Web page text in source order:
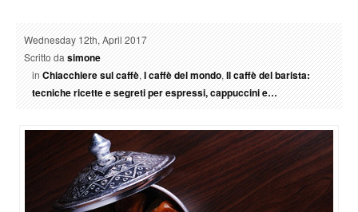
Wednesday 12th, April 2017
Scritto dasimone
inChiacchiere sul caffè,I caffè del mondo,Il caffè del barista:
tecniche ricette e segreti per espressi, cappuccini e…